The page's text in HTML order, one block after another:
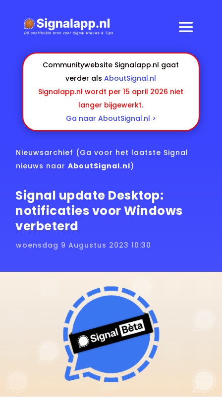
Communitywebsite Signalapp.nl gaat
verder alsAboutSignal.nl
Signalapp.nl wordt per 15 april 2026 niet
langer bijgewerkt.
Ga naar AboutSignal.nl >
Nieuwsarchief (Ga voor het laatste Signal
nieuws naarAboutSignal.nl)
Signal update Desktop:
notificaties voor Windows
verbeterd
woensdag 9 Augustus 2023 10:30